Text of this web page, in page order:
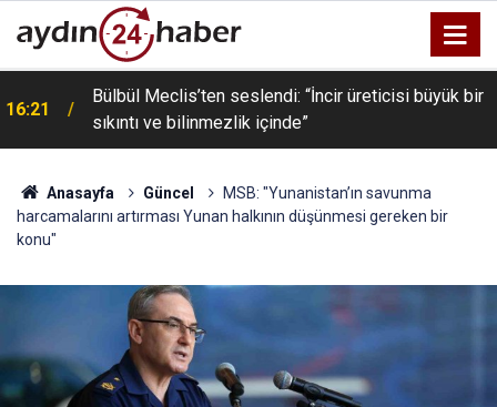
16:21
Bülbül Meclis’ten seslendi: “İncir üreticisi büyük bir
sıkıntı ve bilinmezlik içinde”
Anasayfa Güncel
MSB: "Yunanistan’ın savunma
harcamalarını artırması Yunan halkının düşünmesi gereken bir
konu"